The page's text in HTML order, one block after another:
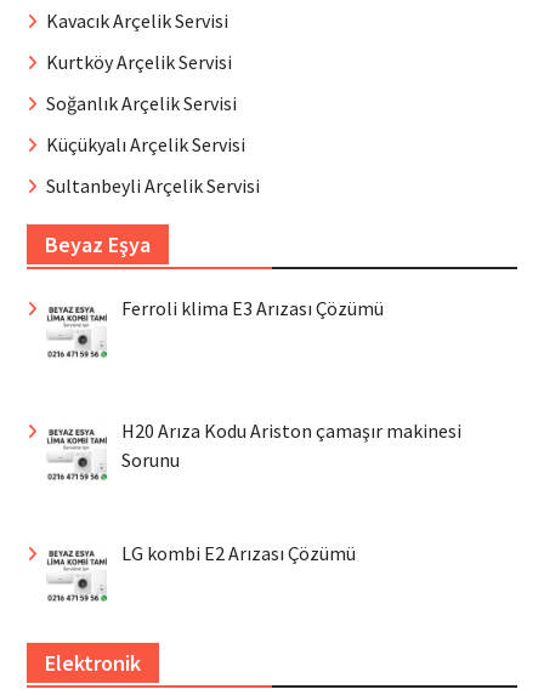
Kavacık Arçelik Servisi
Kurtköy Arçelik Servisi
Soğanlık Arçelik Servisi
Küçükyalı Arçelik Servisi
Sultanbeyli Arçelik Servisi
Beyaz Eşya
Ferroli klima E3 Arızası Çözümü
H20 Arıza Kodu Ariston çamaşır makinesi
Sorunu
LG kombi E2 Arızası Çözümü
Elektronik